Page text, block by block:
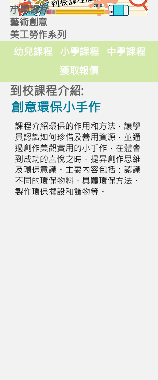
小學課程
藝術創意
美工勞作系列
幼兒課程 小學課程
中學課程
獲取報價
到校課程介紹:
創意環保小手作
課程介紹環保的作用和方法，讓學
員認識如何珍惜及善用資源，並通
過創作美觀實用的小手作，在體會
到成功的喜悅之時，提昇創作思維
及環保意識。主要內容包括：認識
不同的環保物料、具體環保方法、
製作環保擺設和飾物等。